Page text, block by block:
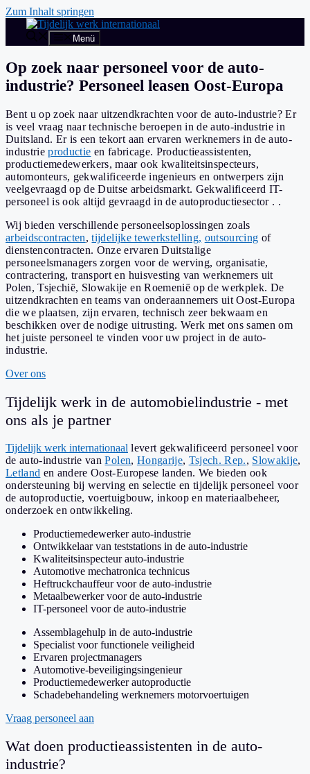
Zum Inhalt springen
Menü
Op zoek naar personeel voor de auto-
industrie? Personeel leasen Oost-Europa
Bent u op zoek naar uitzendkrachten voor de auto-industrie? Er
is veel vraag naar technische beroepen in de auto-industrie in
Duitsland. Er is een tekort aan ervaren werknemers in de auto-
industrieproductie en fabricage. Productieassistenten,
productiemedewerkers, maar ook kwaliteitsinspecteurs,
automonteurs, gekwalificeerde ingenieurs en ontwerpers zijn
veelgevraagd op de Duitse arbeidsmarkt. Gekwalificeerd IT-
personeel is ook altijd gevraagd in de autoproductiesector . .
Wij bieden verschillende personeelsoplossingen zoals
arbeidscontracten,tijdelijke tewerkstelling, outsourcing of
dienstencontracten. Onze ervaren Duitstalige
personeelsmanagers zorgen voor de werving, organisatie,
contractering, transport en huisvesting van werknemers uit
Polen, Tsjechië, Slowakije en Roemenië op de werkplek. De
uitzendkrachten en teams van onderaannemers uit Oost-Europa
die we plaatsen, zijn ervaren, technisch zeer bekwaam en
beschikken over de nodige uitrusting. Werk met ons samen om
het juiste personeel te vinden voor uw project in de auto-
industrie.
Over ons
Tijdelijk werk in de automobielindustrie - met
ons als je partner
Tijdelijk werk internationaal levert gekwalificeerd personeel voor
de auto-industrie vanPolen, Hongarije, Tsjech. Rep., Slowakije,
Letland en andere Oost-Europese landen. We bieden ook
ondersteuning bij werving en selectie en tijdelijk personeel voor
de autoproductie, voertuigbouw, inkoop en materiaalbeheer,
onderzoek en ontwikkeling.
Productiemedewerker auto-industrie
Ontwikkelaar van teststations in de auto-industrie
Kwaliteitsinspecteur auto-industrie
Automotive mechatronica technicus
Heftruckchauffeur voor de auto-industrie
Metaalbewerker voor de auto-industrie
IT-personeel voor de auto-industrie
Assemblagehulp in de auto-industrie
Specialist voor functionele veiligheid
Ervaren projectmanagers
Automotive-beveiligingsingenieur
Productiemedewerker autoproductie
Schadebehandeling werknemers motorvoertuigen
Vraag personeel aan
Wat doen productieassistenten in de auto-
industrie?